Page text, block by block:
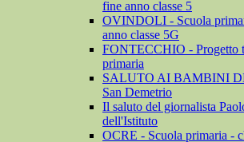
fine anno classe 5
OVINDOLI - Scuola
anno classe 5G
FONTECCHIO - Progetto
primaria
SALUTO AI BAMBINI
San Demetrio
Il saluto del giornalista
dell'Istituto
OCRE - Scuola primaria -